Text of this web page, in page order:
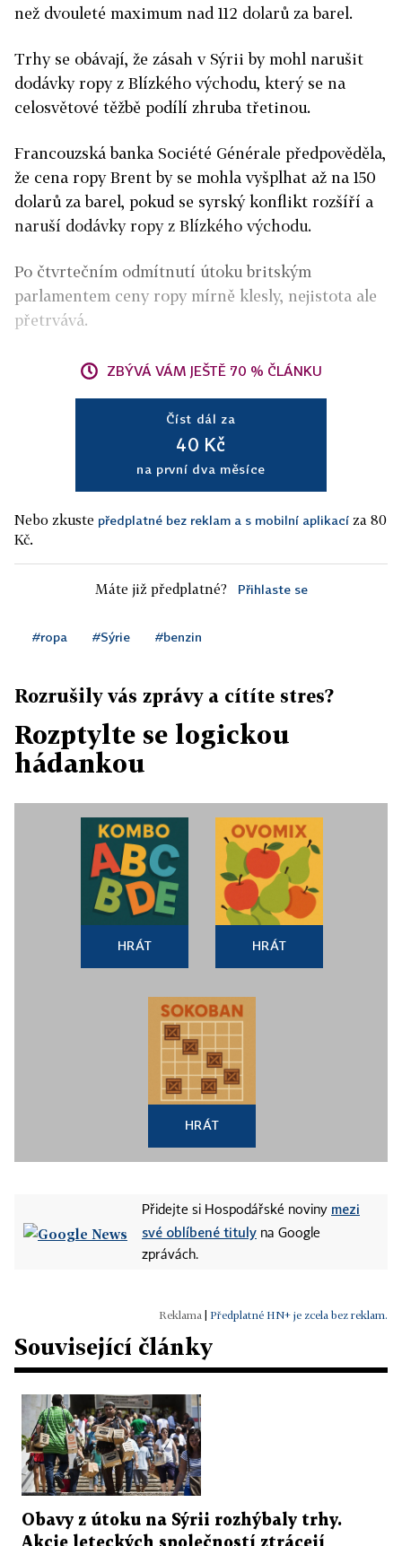
než dvouleté maximum nad 112 dolarů za barel.
Trhy se obávají, že zásah v Sýrii by mohl narušit
dodávky ropy z Blízkého východu, který se na
celosvětové těžbě podílí zhruba třetinou.
Francouzská banka Société Générale předpověděla,
že cena ropy Brent by se mohla vyšplhat až na 150
dolarů za barel, pokud se syrský konflikt rozšíří a
naruší dodávky ropy z Blízkého východu.
Po čtvrtečním odmítnutí útoku britským
parlamentem ceny ropy mírně klesly, nejistota ale
přetrvává.
ZBÝVÁ VÁM JEŠTĚ 70 % ČLÁNKU
Číst dál za
40 Kč
na první dva měsíce
Nebo zkuste předplatné bez reklam a s mobilní aplikací za 80
Kč.
Máte již předplatné? Přihlaste se
#ropa #Sýrie #benzin
Rozrušily vás zprávy a cítíte stres?
Rozptylte se logickou
hádankou
HRÁT HRÁT
HRÁT
Přidejte si Hospodářské noviny mezi
své oblíbené tituly na Google
zprávách.
Předplatné HN+ je zcela bez reklam.
Související články
Obavy z útoku na Sýrii rozhýbaly trhy.
Akcie leteckých společností ztrácejí